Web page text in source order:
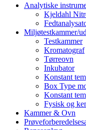
Analytiske
Kjeldahl
Miljøtestkammer/
Testkammer
Kromatograf
Tørreovn
Inkubator
Konstant
Box Type
Konstant
Fysisk og
Kammer & Ovn